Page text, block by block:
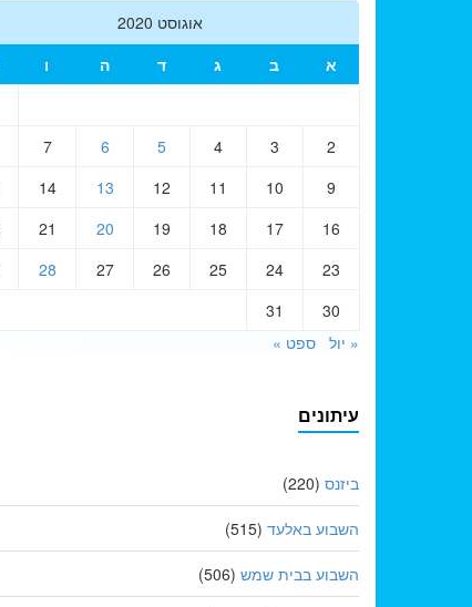
אוגוסט 2020
א
ב ג ד ה ו
2
3
4
5
6
7
9
10
11
12
13
14
16
17
18
19
20
21
23
24
25
26
27
28
30
31
« יול ספט »
עיתונים
ביזנס (220)
השבוע באלעד (515)
השבוע בבית שמש (506)